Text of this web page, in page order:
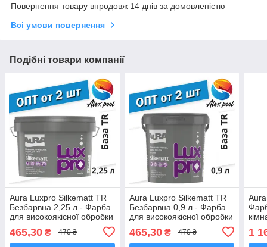
Повернення товару впродовж 14 днів за домовленістю
Всі умови повернення
Подібні товари компанії
Aura Luxpro Silkematt TR
Безбарвна 2,25 л - Фарба
для високоякісної обробки
шовково-матова
465,30 ₴ 470 ₴
Aura Luxpro Silkematt TR
Безбарвна 0,9 л - Фарба
для високоякісної обробки
шовково-матова
465,30₴ 470 ₴ 1